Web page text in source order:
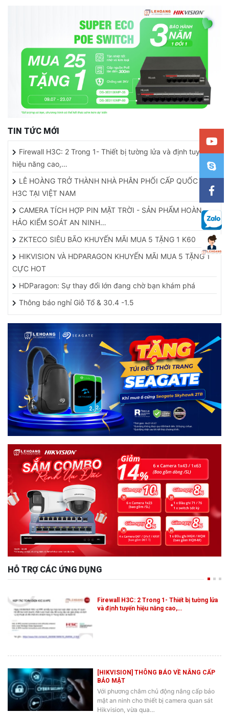
TIN TỨC MỚI
Firewall H3C: 2 Trong 1- Thiết bị tường lửa và định tuyến
hiệu năng cao,…
LÊ HOÀNG TRỞ THÀNH NHÀ PHÂN PHỐI CẤP QUỐC GIA
H3C TẠI VIỆT NAM
CAMERA TÍCH HỢP PIN MẶT TRỜI - SẢN PHẨM HOÀN
HẢO KIỂM SOÁT AN NINH…
ZKTECO SIÊU BÃO KHUYẾN MÃI MUA 5 TẶNG 1 K60
HIKVISION VÀ HDPARAGON KHUYẾN MÃI MUA 5 TẶNG 1
CỰC HOT
HDParagon: Sự thay đổi lớn đang chờ bạn khám phá
Thông báo nghỉ Giỗ Tổ & 30.4 -1.5
HỖ TRỢ CÁC ỨNG DỤNG
Firewall H3C: 2 Trong 1- Thiết bị tường lửa
và định tuyến hiệu năng cao,…
[HIKVISION] THÔNG BÁO VỀ NÂNG CẤP
BẢO MẬT
Với phương châm chủ động nâng cấp bảo
mật an ninh cho thiết bị camera quan sát
Hikvision, vừa qua…